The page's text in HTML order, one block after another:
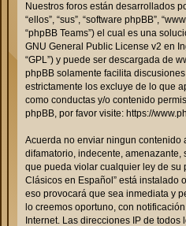
Nuestros foros están desarrollados
“ellos”, “sus”, “software phpBB”,
“phpBB Teams”) el cual es una
GNU General Public License v2 en
“GPL”) y puede ser descargada de
phpBB solamente facilita
estrictamente los excluye de lo que
como conductas y/o contenido
phpBB, por favor visite: https://
Acuerda no enviar ningun contenido
difamatorio, indecente, amenazante,
que pueda violar cualquier ley de su
Clásicos en Español” está instalado
eso provocará que sea inmediata y
lo creemos oportuno, con
Internet. Las direcciones IP de